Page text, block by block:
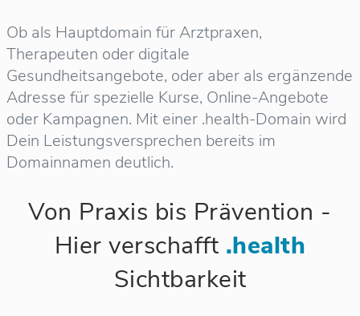
Ob als Hauptdomain für Arztpraxen,
Therapeuten oder digitale
Gesundheitsangebote, oder aber als ergänzende
Adresse für spezielle Kurse, Online-Angebote
oder Kampagnen. Mit einer .health-Domain wird
Dein Leistungsversprechen bereits im
Domainnamen deutlich.
Von Praxis bis Prävention -
Hier verschafft .health
Sichtbarkeit